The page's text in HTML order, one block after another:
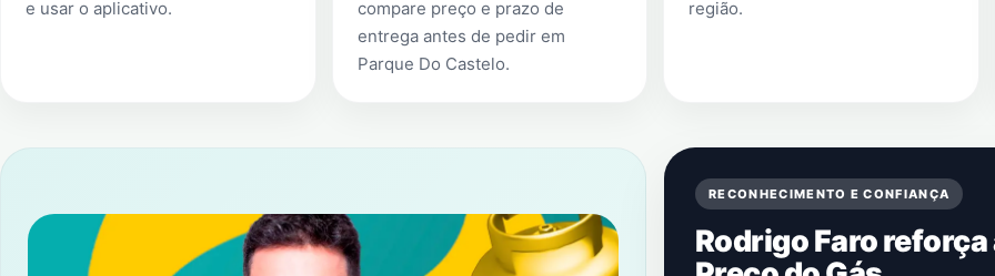
e usar o aplicativo.
compare preço e prazo de
entrega antes de pedir em
Parque Do Castelo.
região.
RECONHECIMENTO E CONFIANÇA
Rodrigo Faro